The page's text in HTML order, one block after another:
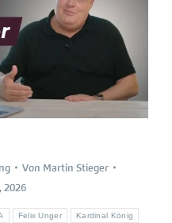
Von Martin Stieger
2026
Felix Unger Kardinal König